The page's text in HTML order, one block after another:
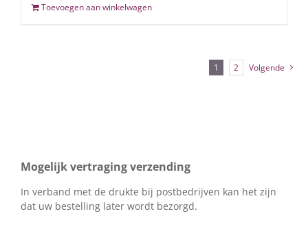
Toevoegen aan winkelwagen
1 2 Volgende
Mogelijk vertraging verzending
In verband met de drukte bij postbedrijven kan het zijn
dat uw bestelling later wordt bezorgd.